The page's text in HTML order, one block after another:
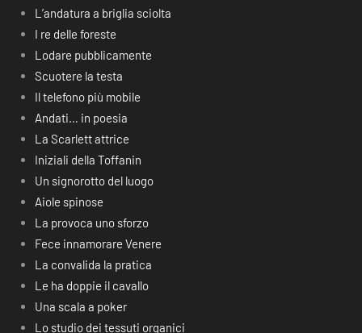
L’andatura a briglia sciolta
I re delle foreste
Lodare pubblicamente
Scuotere la testa
Il telefono più mobile
Andati… in poesia
La Scarlett attrice
Iniziali della Toffanin
Un signorotto del luogo
Aiole spinose
La provoca uno sforzo
Fece innamorare Venere
La convalida la pratica
Le ha doppie il cavallo
Una scala a poker
Lo studio dei tessuti organici